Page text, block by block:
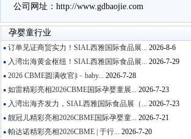
公司网址：http://www.gdbaojie.com
孕婴童行业
●订单见证商贸实力！SIAL西雅国际食品展... 2026-8-6
●入湾出海黄金枢纽！SIAL西雅国际食品展... 2026-7-29
●2026 CBME圆满收官|i﹣baby... 2026-7-28
●如雷精彩亮相2026CBME国际孕婴童展... 2026-7-23
●入湾出海齐发力，SIAL西雅国际食品展（... 2026-7-23
●靓冠儿精彩亮相2026CBME国际孕婴童... 2026-7-21
●帕达诺精彩亮相2026CBME | 于行... 2026-7-20